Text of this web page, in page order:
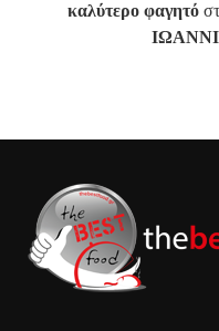
καλύτερο φαγητό